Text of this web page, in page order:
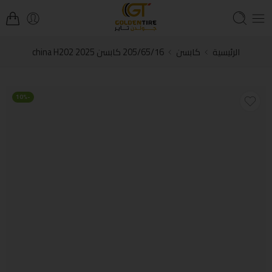
الرئيسية كابسن 205/65/16 كابسن china H202 2025
-10%